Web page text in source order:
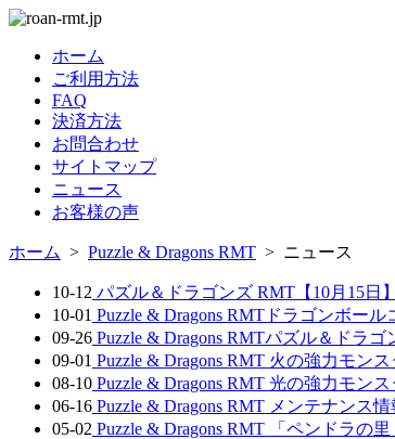
ホーム
ご利用方法
FAQ
決済方法
お問合わせ
サイトマップ
ニュース
お客様の声
ホーム > Puzzle & Dragons RMT > ニュース
10-12 パズル＆ドラゴンズ RMT【10月15日
10-01 Puzzle & Dragons RMTドラゴンボー
09-26 Puzzle & Dragons RMTパズル＆ドラ
09-01 Puzzle & Dragons RMT 火の強力モン
08-10 Puzzle & Dragons RMT 光の強力モン
06-16 Puzzle & Dragons RMT メンテナンス情
05-02 Puzzle & Dragons RMT 「ペンドラの